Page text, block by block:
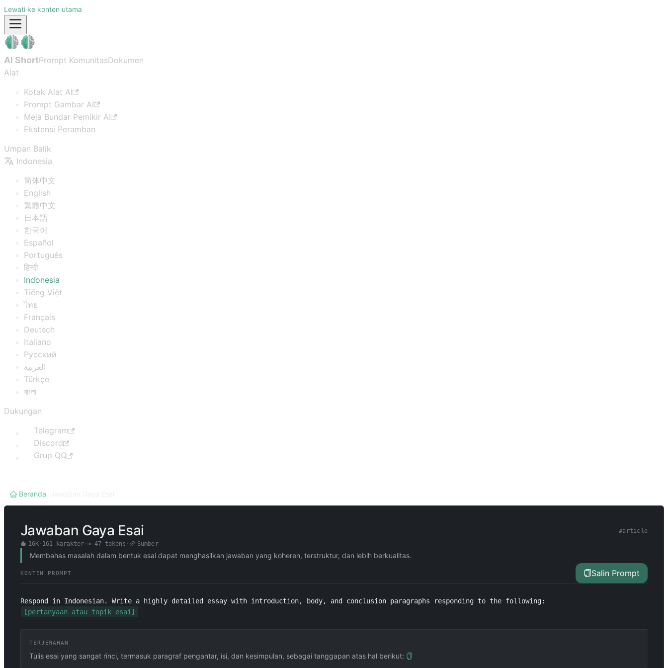
Lewati ke konten utama
AI ShortPrompt KomunitasDokumen
Alat
Kotak Alat AI
Prompt Gambar AI
Meja Bundar Pemikir AI
Ekstensi Peramban
Umpan Balik
Indonesia
简体中文
English
繁體中文
日本語
한국어
Español
Português
हिन्दी
Indonesia
Tiếng Việt
ไทย
Français
Deutsch
Italiano
Русский
العربية
Türkçe
বাংলা
Dukungan
Telegram
Discord
Grup QQ
Beranda
Jawaban Gaya Esai #article
16K· 161 karakter· ≈ 47tokens · Sumber
Membahas masalah dalam bentuk esai dapat menghasilkan jawaban yang koheren, terstruktur, dan lebih berkualitas.
KONTEN PROMPT Salin Prompt
Respond in Indonesian. Write a highly detailed essay with introduction, body, and conclusion paragraphs responding to the following:
[pertanyaan atau topik esai]
TERJEMAHAN
Tulis esai yang sangat rinci, termasuk paragraf pengantar, isi, dan kesimpulan, sebagai tanggapan atas hal berikut: